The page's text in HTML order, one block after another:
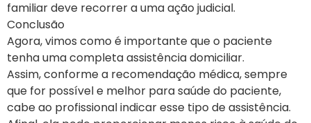
familiar deve recorrer a uma ação judicial.
Conclusão
Agora, vimos como é importante que o paciente
tenha uma completa assistência domiciliar.
Assim, conforme a recomendação médica, sempre
que for possível e melhor para saúde do paciente,
cabe ao profissional indicar esse tipo de assistência.